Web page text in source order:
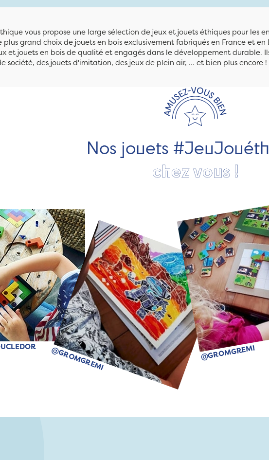
vous propose une large sélection de jeux et jouets éthiques pour les
grand choix de jouets en bois exclusivement fabriqués en France et
et jouets en bois de qualité et engagés dans le développement durable.
société, des jouets d'imitation, des jeux de plein air, ... et bien plus encore !
Nos jouets
chez vous !
@GROMGREMI @GROMGREMI